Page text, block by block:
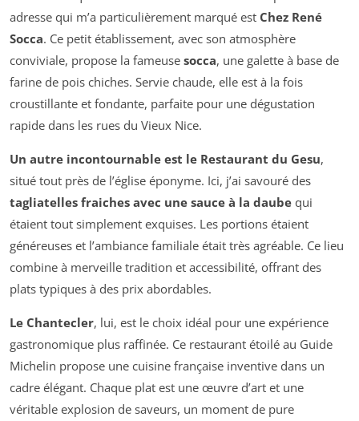
adresse qui m’a particulièrement marqué est Chez René
Socca. Ce petit établissement, avec son atmosphère
conviviale, propose la fameuse socca, une galette à base de
farine de pois chiches. Servie chaude, elle est à la fois
croustillante et fondante, parfaite pour une dégustation
rapide dans les rues du Vieux Nice.
Un autre incontournable est le Restaurant du Gesu,
situé tout près de l’église éponyme. Ici, j’ai savouré des
tagliatelles fraiches avec une sauce à la daube qui
étaient tout simplement exquises. Les portions étaient
généreuses et l’ambiance familiale était très agréable. Ce lieu
combine à merveille tradition et accessibilité, offrant des
plats typiques à des prix abordables.
Le Chantecler, lui, est le choix idéal pour une expérience
gastronomique plus raffinée. Ce restaurant étoilé au Guide
Michelin propose une cuisine française inventive dans un
cadre élégant. Chaque plat est une œuvre d’art et une
véritable explosion de saveurs, un moment de pure